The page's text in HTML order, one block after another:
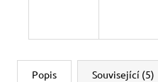
Popis Související (5)